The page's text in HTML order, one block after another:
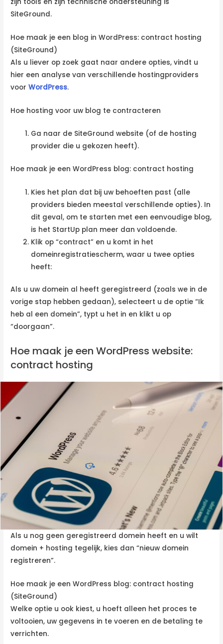
SiteGround.
Hoe maak je een blog in WordPress: contract hosting
(SiteGround)
Als u liever op zoek gaat naar andere opties, vindt u
hier een analyse van verschillende hostingproviders
voorWordPress.
Hoe hosting voor uw blog te contracteren
Ga naar de SiteGround website (of de hosting
provider die u gekozen heeft).
Hoe maak je een WordPress blog: contract hosting
Kies het plan dat bij uw behoeften past (alle
providers bieden meestal verschillende opties). In
dit geval, om te starten met een eenvoudige blog,
is het StartUp plan meer dan voldoende.
Klik op “contract” en u komt in het
domeinregistratiescherm, waar u twee opties
heeft:
Als u uw domein al heeft geregistreerd (zoals we in de
vorige stap hebben gedaan), selecteert u de optie “Ik
heb al een domein”, typt u het in en klikt u op
“doorgaan”.
Hoe maak je een WordPress website:
contract hosting
Als u nog geen geregistreerd domein heeft en u wilt
domein + hosting tegelijk, kies dan “nieuw domein
registreren”.
Hoe maak je een WordPress blog: contract hosting
(SiteGround)
Welke optie u ook kiest, u hoeft alleen het proces te
voltooien, uw gegevens in te voeren en de betaling te
verrichten.